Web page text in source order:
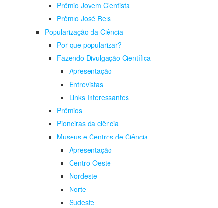
Prêmio Jovem Cientista
Prêmio José Reis
Popularização da Ciência
Por que popularizar?
Fazendo Divulgação Científica
Apresentação
Entrevistas
Links Interessantes
Prêmios
Pioneiras da ciência
Museus e Centros de Ciência
Apresentação
Centro-Oeste
Nordeste
Norte
Sudeste